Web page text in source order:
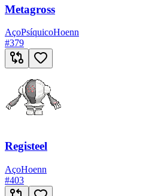
Metagross
AçoPsíquicoHoenn
#379
Registeel
AçoHoenn
#403